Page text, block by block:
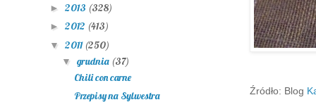
Źródło: Blog
► 2013 (328)
► 2012 (413)
▼ 2011 (250)
▼ grudnia (37)
Chili con carne
Przepisy na Sylwestra